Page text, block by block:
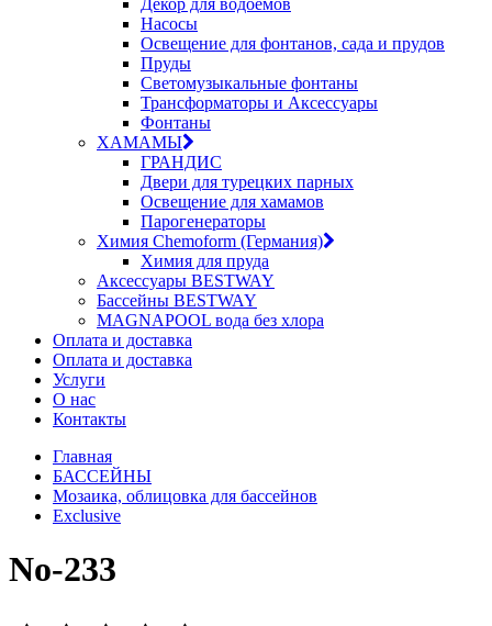
Декор для водоемов
Насосы
Освещение для фонтанов, сада и прудов
Пруды
Светомузыкальные фонтаны
Трансформаторы и Аксессуары
Фонтаны
ХАМАМЫ
ГРАНДИС
Двери для турецких парных
Освещение для хамамов
Парогенераторы
Химия Chemoform (Германия)
Химия для пруда
Аксессуары BESTWAY
Бассейны BESTWAY
MAGNAPOOL вода без хлора
Оплата и доставка
Оплата и доставка
Услуги
О нас
Контакты
Главная
БАССЕЙНЫ
Мозаика, облицовка для бассейнов
Exclusive
No-233